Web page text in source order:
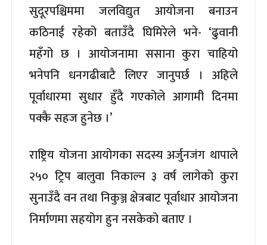
सुदूरपश्चिममा जलविद्युत आयोजना बनाउन
कठिनाई रहेको बताउँदै घिमिरेले भने- ‘ढुवानी
महँगो छ । आयोजनामा ससाना कुरा चाहियो
भनेपनि धनगढीबाटै लिएर जानुपर्छ । अहिले
पूर्वाधारमा सुधार हुँदै गएकोले आगामी दिनमा
पक्कै सहज हुनेछ ।’
राष्ट्रिय योजना आयोगका सदस्य अर्जुनजंग थापाले
२५० ट्रिप बालुवा निकाल्न ३ वर्ष लागेको कुरा
सुनाउँदै वन तथा निकुञ्ज क्षेत्रबाट पूर्वाधार आयोजना
निर्माणमा सहयोग हुन नसकेको बताए ।